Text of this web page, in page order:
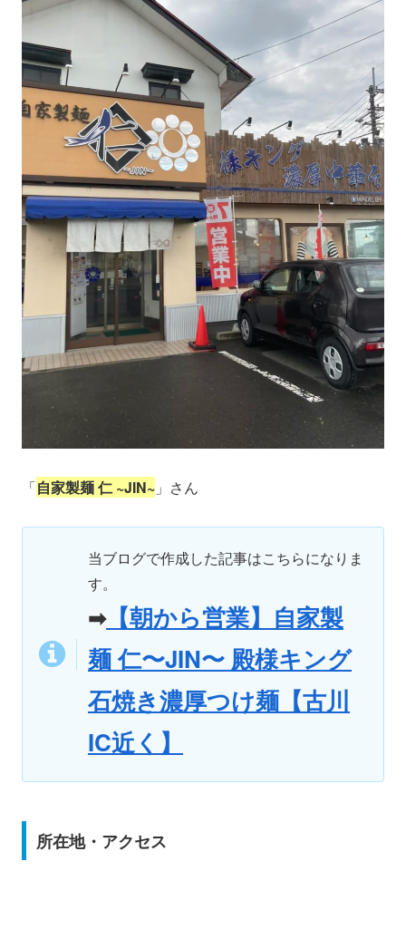
「自家製麺 仁 ~JIN~ 」さん
当ブログで作成した記事はこちらになりま
す。
➡【朝から営業】自家製
麺 仁〜JIN〜 殿様キング
石焼き濃厚つけ麺【古川
IC近く】
所在地・アクセス